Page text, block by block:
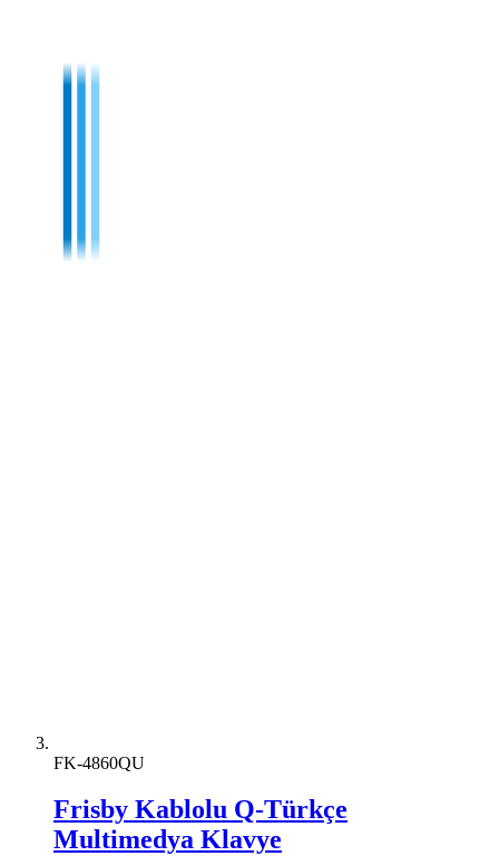
FK-4860QU
Frisby Kablolu Q-Türkçe
Multimedya Klavye